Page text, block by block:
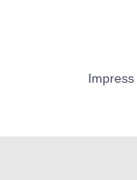
Impress